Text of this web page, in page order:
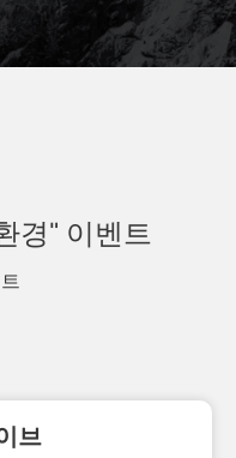
경" 이벤트
브